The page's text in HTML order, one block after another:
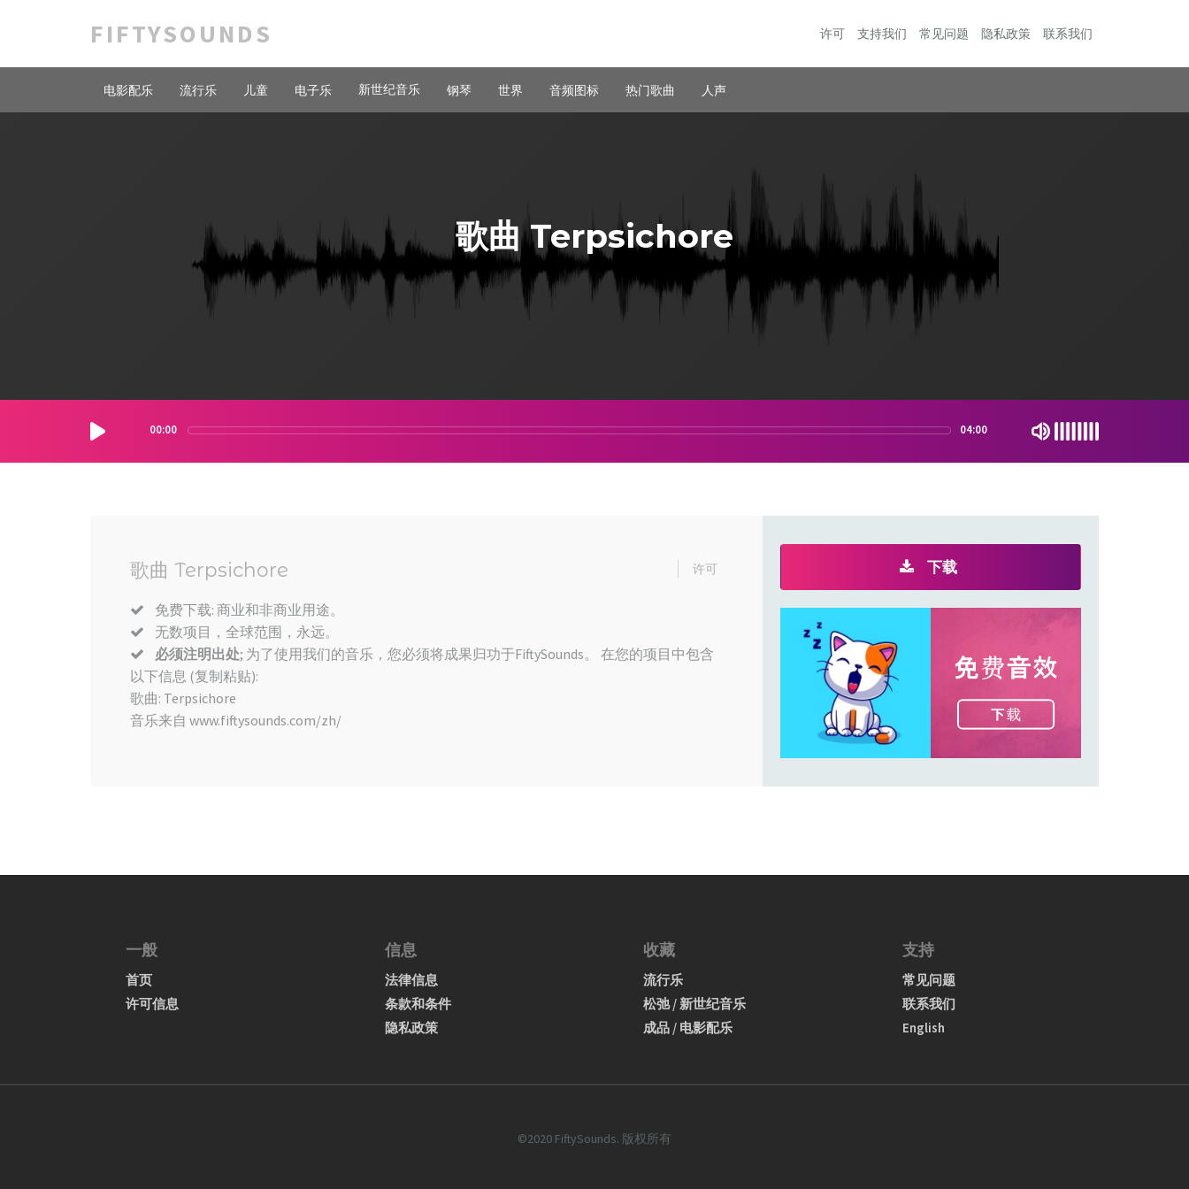
FIFTYSOUNDS 许可 支持我们 常见问题 隐私政策 联系我们
电影配乐 流行乐 儿童 电子乐 新世纪音乐 钢琴 世界 音频图标 热门歌曲 人声
歌曲 Terpsichore
00:00 04:00
歌曲 Terpsichore 许可
免费下载: 商业和非商业用途。
无数项目，全球范围，永远。
必须注明出处; 为了使用我们的音乐，您必须将成果归功于FiftySounds。 在您的项目中包含
以下信息 (复制粘贴):
歌曲: Terpsichore
音乐来自 www.fiftysounds.com/zh/
下载
一般
首页
许可信息
信息
法律信息
条款和条件
隐私政策
收藏
流行乐
松弛 / 新世纪音乐
成品 / 电影配乐
支持
常见问题
联系我们
English
©2020 FiftySounds. 版权所有